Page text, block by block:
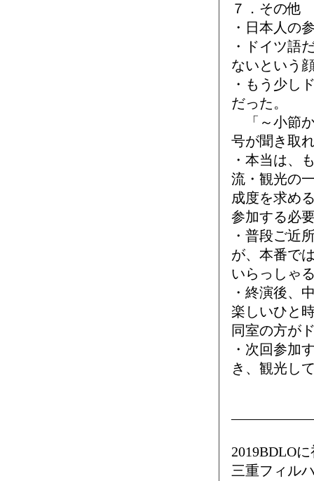
７．その他
・日本人の
・ドイツ語
ないという
・もう少し
だった。
「～小節
号が聞き取
・本当は、
流・観光の
成度を求め
参加する必
・普段ご近
が、本番で
いらっしゃ
・終演後、
楽しいひと
同室の方が
・次回参加
き、観光し
2019BDLO
三重フィル